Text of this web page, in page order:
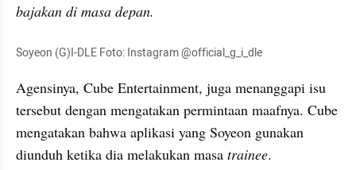
bajakan di masa depan.
Soyeon (G)I-DLE Foto: Instagram @official_g_i_dle
Agensinya, Cube Entertainment, juga menanggapi isu
tersebut dengan mengatakan permintaan maafnya. Cube
mengatakan bahwa aplikasi yang Soyeon gunakan
diunduh ketika dia melakukan masa trainee.